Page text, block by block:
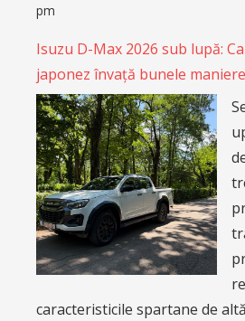
pm
Isuzu D-Max 2026 sub lupă:
japonez învață bunele
caracteristicile spartane de